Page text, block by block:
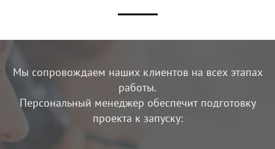
Мы сопровождаем наших клиентов на всех этапах
работы.
Персональный менеджер обеспечит подготовку
проекта к запуску: